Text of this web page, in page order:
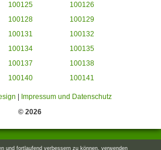
100125
100126
100128
100129
100131
100132
100134
100135
100137
100138
100140 100141
Impressum und Datenschutz
© 2026
und fortlaufend verbessern zu können, verwenden